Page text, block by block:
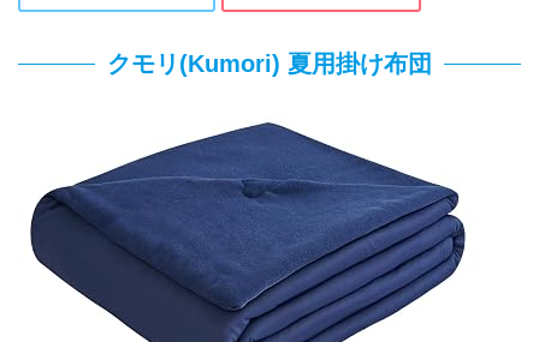
クモリ(Kumori) 夏用掛け布団